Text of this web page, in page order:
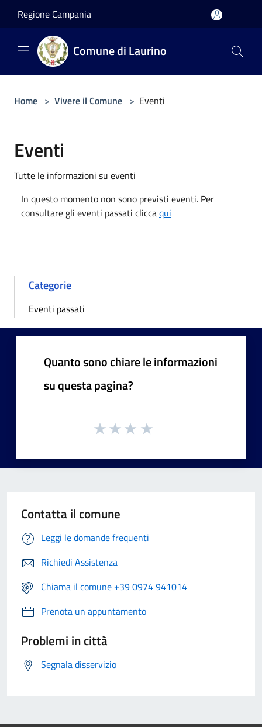
Regione Campania
Comune di Laurino
Home > Vivere il Comune > Eventi
Eventi
Tutte le informazioni su eventi
In questo momento non sono previsti eventi. Per
consultare gli eventi passati cliccaqui
Categorie
Eventi passati
Quanto sono chiare le informazioni
su questa pagina?
Contatta il comune
Leggi le domande frequenti
Richiedi Assistenza
Chiama il comune +39 0974 941014
Prenota un appuntamento
Problemi in città
Segnala disservizio